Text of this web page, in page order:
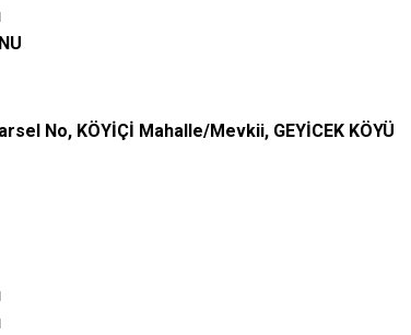
No, KÖYİÇİ Mahalle/Mevkii, GEYİCEK KÖYÜ